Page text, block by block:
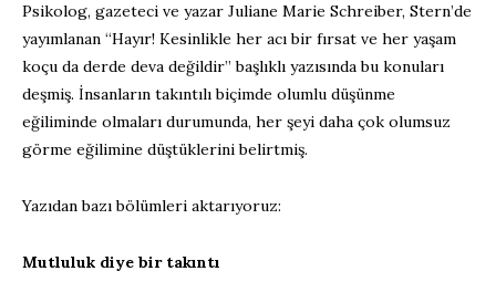
Psikolog, gazeteci ve yazar Juliane Marie Schreiber, Stern’de
yayımlanan “Hayır! Kesinlikle her acı bir fırsat ve her yaşam
koçu da derde deva değildir” başlıklı yazısında bu konuları
deşmiş. İnsanların takıntılı biçimde olumlu düşünme
eğiliminde olmaları durumunda, her şeyi daha çok olumsuz
görme eğilimine düştüklerini belirtmiş.
Yazıdan bazı bölümleri aktarıyoruz:
Mutluluk diye bir takıntı